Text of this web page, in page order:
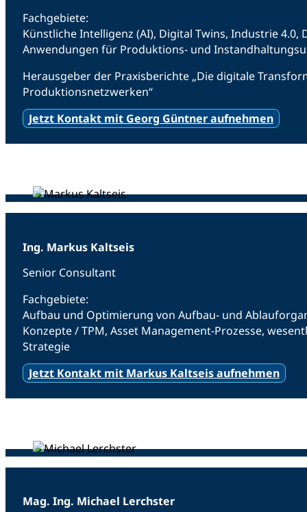
Fachgebiete:
Künstliche Intelligenz (AI), Digital Twins, Industrie
Anwendungen für Produktions- und
Herausgeber der Praxisberichte „Die digitale
Produktionsnetzwerken“
Jetzt Kontakt mit Georg Güntner aufnehmen
Ing. Markus Kaltseis
Senior Consultant
Fachgebiete:
Aufbau und Optimierung von Aufbau- und
Konzepte / TPM, Asset Management-Prozesse,
Strategie
Jetzt Kontakt mit Markus Kaltseis aufnehmen
Mag. Ing. Michael Lerchster